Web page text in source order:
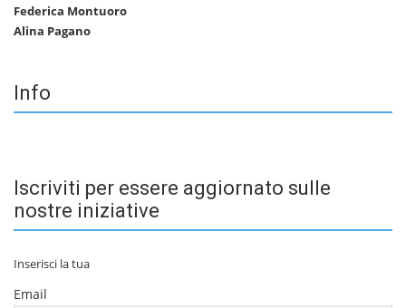
Federica Montuoro
Alina Pagano
Info
Iscriviti per essere aggiornato sulle
nostre iniziative
Inserisci la tua
Email